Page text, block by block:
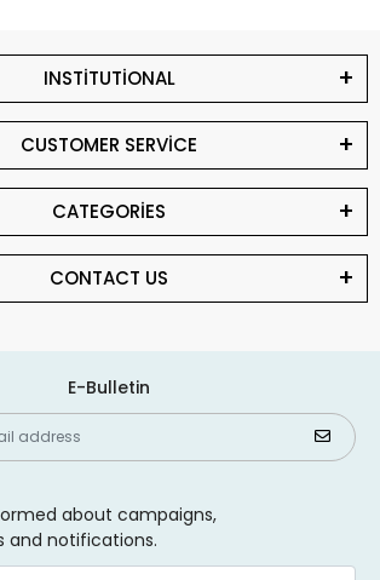
INSTİTUTİONAL
CUSTOMER SERVİCE
CATEGORİES
CONTACT US
E-Bulletin
about campaigns,
and notifications.